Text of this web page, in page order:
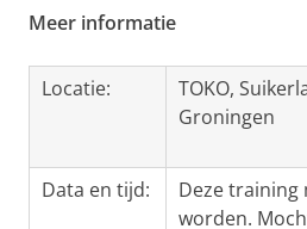
Meer informatie
Locatie:
TOKO,
Groningen
Data en tijd:
Deze training
worden.